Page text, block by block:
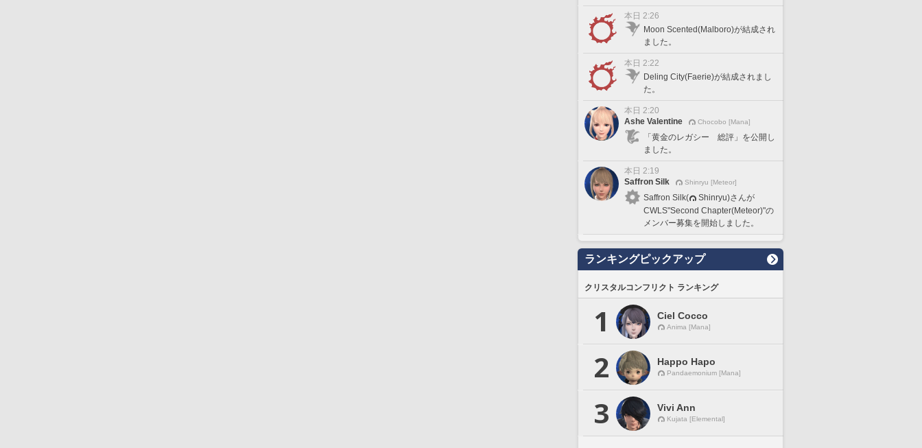
本日 2:26
Moon Scented(Malboro)が結成され
ました。
本日 2:22
Deling City(Faerie)が結成されまし
た。
本日 2:20
Ashe Valentine
Chocobo [Mana]
「黄金のレガシー 総評」を公開し
ました。
本日 2:19
Saffron Silk
Shinryu [Meteor]
Saffron Silk(
Shinryu)さんが
CWLS"Second Chapter(Meteor)"の
メンバー募集を開始しました。
ランキングピックアップ
クリスタルコンフリクト ランキング
1 Ciel Cocco
Anima [Mana]
2 Happo Hapo
Pandaemonium [Mana]
3 Vivi Ann
Kujata [Elemental]